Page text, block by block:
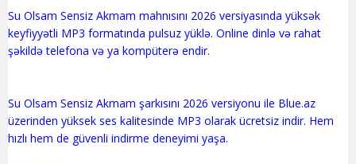
Su Olsam Sensiz Akmam mahnısını 2026 versiyasında yüksək
keyfiyyətli MP3 formatında pulsuz yüklə. Online dinlə və rahat
şəkildə telefona və ya kompüterə endir.
Su Olsam Sensiz Akmam şarkısını 2026 versiyonu ile Blue.az
üzerinden yüksek ses kalitesinde MP3 olarak ücretsiz indir. Hem
hızlı hem de güvenli indirme deneyimi yaşa.